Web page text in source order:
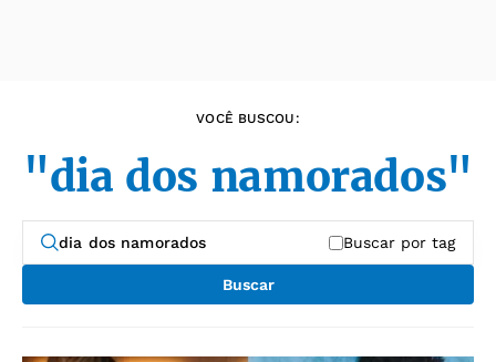
VOCÊ BUSCOU:
"dia dos namorados"
Buscar por tag
Buscar